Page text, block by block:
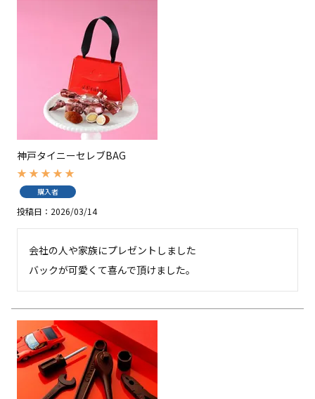
神戸タイニーセレブBAG
購入者
投稿日 2026/03/14
会社の人や家族にプレゼントしました
バックが可愛くて喜んで頂けました。